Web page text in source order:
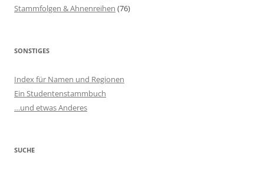
Stammfolgen & Ahnenreihen (76)
SONSTIGES
Index für Namen und Regionen
Ein Studentenstammbuch
…und etwas Anderes
SUCHE